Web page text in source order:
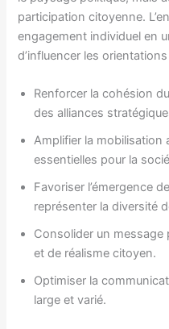
participation citoyenne.
engagement individuel en
d’influencer les
Renforcer la cohésion
des alliances
Amplifier la mobilisation
essentielles pour la
Favoriser l’émergence
représenter la diversité
Consolider un message
et de réalisme citoyen.
Optimiser la
large et varié.